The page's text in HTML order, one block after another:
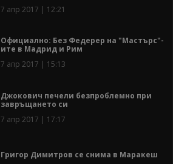
7 апр 2017 | 12:21
Официално: Без Федерер на "Мастърс"-
ите в Мадрид и Рим
7 апр 2017 | 15:13
Джокович печели безпроблемно при
завръщането си
7 апр 2017 | 17:17
Григор Димитров се снима в Маракеш